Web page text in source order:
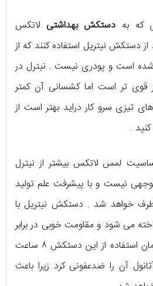
که به دستکش بهداشتی لاتکس
دستکش نیتریل استفاده کنند که از
است و پودری نیست . نیترل در
سوراخ شدگی 3 برابر قوی تر است اما کشسانی آن کمتر
تیزی سرو کار دراید بهتر است از
.
لمس لاتکس بیشتر از نیترل
نیست و با پیشرفت علم تولید
خواهد شد . دستکش نیتریل با
می شود و مقاومت خوبی در برابر
ویروس کرونا دارد. مدت زمان استفاده از این دستکش ۸ ساعت
آن را ضدعفونی کرد زیرا باعث